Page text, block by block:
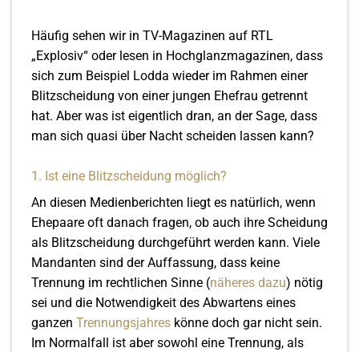
Häufig sehen wir in TV-Magazinen auf RTL
„Explosiv“ oder lesen in Hochglanzmagazinen, dass
sich zum Beispiel Lodda wieder im Rahmen einer
Blitzscheidung von einer jungen Ehefrau getrennt
hat. Aber was ist eigentlich dran, an der Sage, dass
man sich quasi über Nacht scheiden lassen kann?
1. Ist eine Blitzscheidung möglich?
An diesen Medienberichten liegt es natürlich, wenn
Ehepaare oft danach fragen, ob auch ihre Scheidung
als Blitzscheidung durchgeführt werden kann. Viele
Mandanten sind der Auffassung, dass keine
Trennung im rechtlichen Sinne (näheres dazu) nötig
sei und die Notwendigkeit des Abwartens eines
ganzen Trennungsjahres könne doch gar nicht sein.
Im Normalfall ist aber sowohl eine Trennung, als